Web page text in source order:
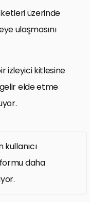
üzerinde
ulaşmasını
izleyici kitlesine
elde etme
daha